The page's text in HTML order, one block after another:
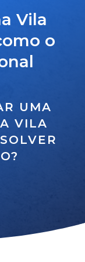
Vila
o
UMA
VILA